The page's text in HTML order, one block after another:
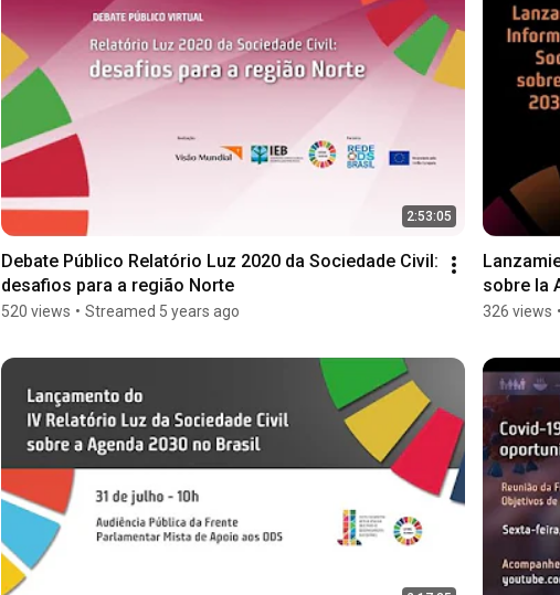
2:53:05
Debate Público Relatório Luz 2020 da Sociedade Civil:
desafios para a região Norte
520 views • Streamed 5 years ago
sobre la
326 views •